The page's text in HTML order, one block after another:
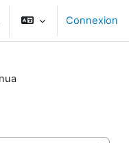
désactiver la saisie
Connexion